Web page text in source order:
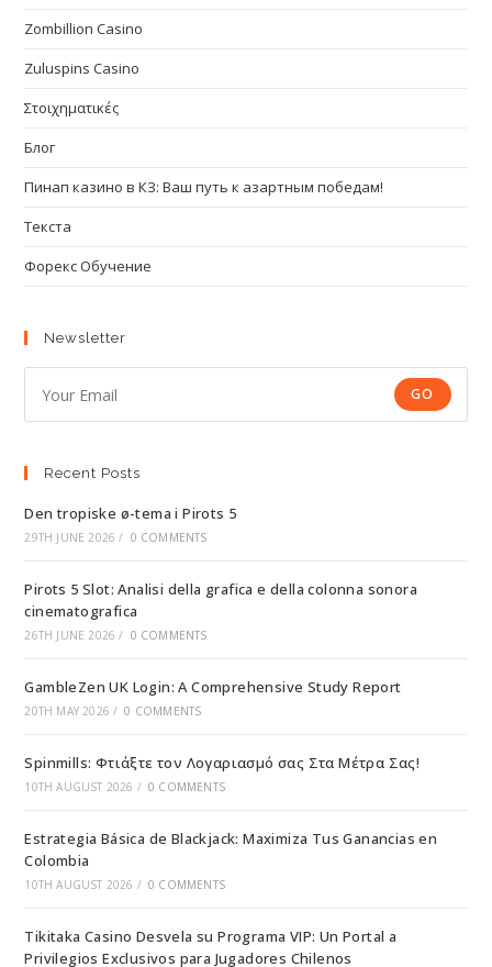
Zombillion Casino
Zuluspins Casino
Στοιχηματικές
Блог
Пинап казино в КЗ: Ваш путь к азартным победам!
Текста
Форекс Обучение
Newsletter
GO
Recent Posts
Den tropiske ø-tema i Pirots 5
29TH JUNE 2026 / 0 COMMENTS
Pirots 5 Slot: Analisi della grafica e della colonna sonora
cinematografica
26TH JUNE 2026 / 0 COMMENTS
GambleZen UK Login: A Comprehensive Study Report
20TH MAY 2026 / 0 COMMENTS
Spinmills: Φτιάξτε τον Λογαριασμό σας Στα Μέτρα Σας!
10TH AUGUST 2026 / 0 COMMENTS
Estrategia Básica de Blackjack: Maximiza Tus Ganancias en
Colombia
10TH AUGUST 2026 / 0 COMMENTS
Tikitaka Casino Desvela su Programa VIP: Un Portal a
Privilegios Exclusivos para Jugadores Chilenos